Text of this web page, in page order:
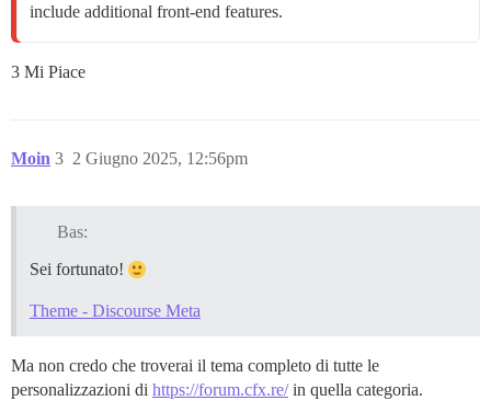
include additional front-end features.
3 Mi Piace
Moin 2 Giugno 2025, 12:56pm
3
Bas:
Sei fortunato!
Theme - Discourse Meta
Ma non credo che troverai il tema completo di tutte le
personalizzazioni di https://forum.cfx.re/in quella categoria.